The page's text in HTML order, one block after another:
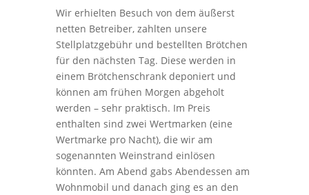
Wir erhielten Besuch von dem äußerst
netten Betreiber, zahlten unsere
Stellplatzgebühr und bestellten Brötchen
für den nächsten Tag. Diese werden in
einem Brötchenschrank deponiert und
können am frühen Morgen abgeholt
werden – sehr praktisch. Im Preis
enthalten sind zwei Wertmarken (eine
Wertmarke pro Nacht), die wir am
sogenannten Weinstrand einlösen
könnten. Am Abend gabs Abendessen am
Wohnmobil und danach ging es an den